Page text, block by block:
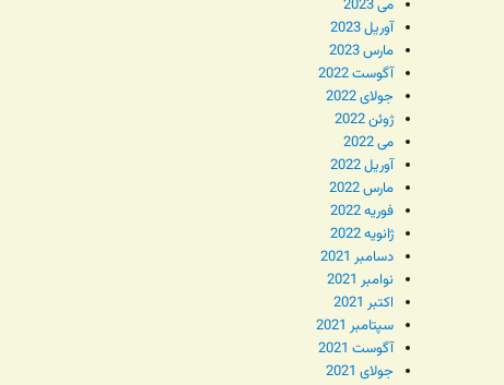
می 2023
آوریل 2023
مارس 2023
آگوست 2022
جولای 2022
ژوئن 2022
می 2022
آوریل 2022
مارس 2022
فوریه 2022
ژانویه 2022
دسامبر 2021
نوامبر 2021
اکتبر 2021
سپتامبر 2021
آگوست 2021
جولای 2021